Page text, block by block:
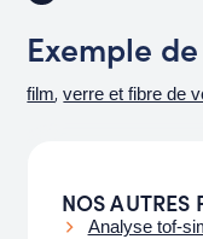
Exemple
film,verre et fibre de
NOS AUTRES
Analyse tof-